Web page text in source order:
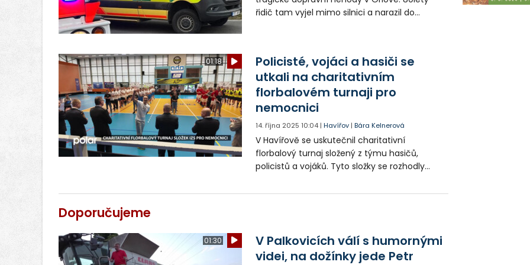
řidič tam vyjel mimo silnici a narazil do
01:18
Policisté, vojáci a hasiči se
utkali na charitativním
florbalovém turnaji pro
nemocnici
14. října 2025 10:04 |Havířov |Bára Kelnerová
V Havířově se uskutečnil charitativní
florbalový turnaj složený z týmu hasičů,
policistů a vojáků. Tyto složky se rozhodly
program pro studenty.
Doporučujeme
01:30
V Palkovicích válí s humornými
videi, na dožínky jede Petr